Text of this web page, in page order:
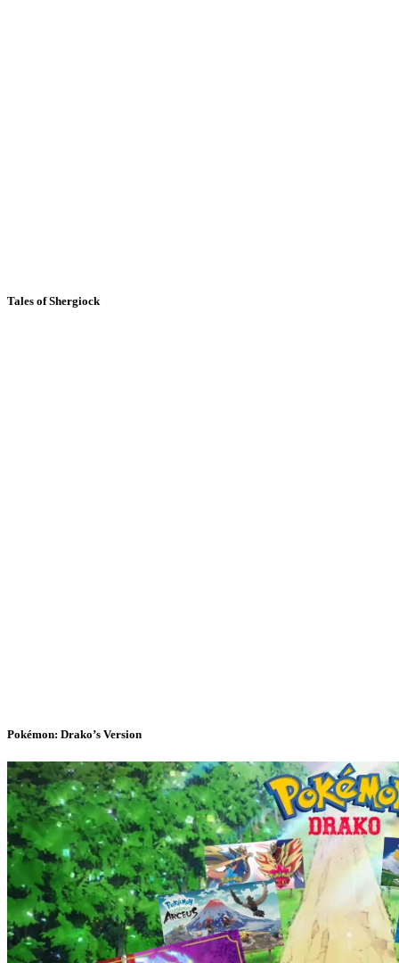
Tales of Shergiock
Pokémon: Drako’s Version